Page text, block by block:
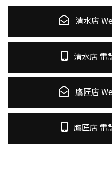
清水店
清水店 電
鷹匠店
鷹匠店 電